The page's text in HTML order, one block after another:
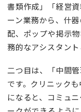
書類作成」「経営
ーン業務から、什
配、ポップや掲示
務的なアシスタン
二つ目は、「中間
です。クリニック
になると、コミュ